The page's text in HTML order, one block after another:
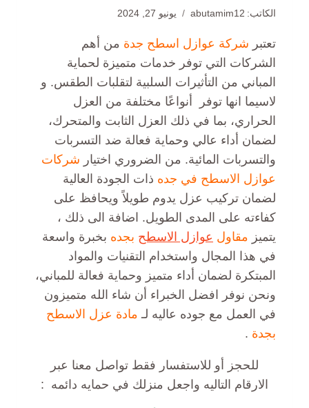
الكاتب: abutamim12 يونيو 27, 2024
تعتبر شركة عوازل اسطح جدة من أهم
الشركات التي توفر خدمات متميزة لحماية
المباني من التأثيرات السلبية لتقلبات الطقس. و
لاسيما انها توفر أنواعًا مختلفة من العزل
الحراري، بما في ذلك العزل الثابت والمتحرك،
لضمان أداء عالي وحماية فعالة ضد التسربات
والتسربات المائية. من الضروري اختيار شركات
عوازل الاسطح في جده ذات الجودة العالية
لضمان تركيب عزل يدوم طويلاً ويحافظ على
كفاءته على المدى الطويل. اضافة الى ذلك ،
يتميز مقاول عوازل الاسطح بجده بخبرة واسعة
في هذا المجال واستخدام التقنيات والمواد
المبتكرة لضمان أداء متميز وحماية فعالة للمباني،
ونحن نوفر افضل الخبراء أن شاء الله متميزون
في العمل مع جوده عاليه لـ مادة عزل الاسطح
بجدة .
للحجز أو للاستفسار فقط تواصل معنا عبر
الارقام التاليه واجعل منزلك في حمايه دائمه :